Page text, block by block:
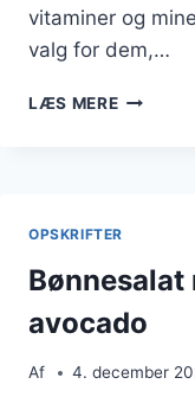
vitaminer og
valg for dem,…
LÆS MERE
OPSKRIFTER
Bønnesalat
avocado
Af 4. december